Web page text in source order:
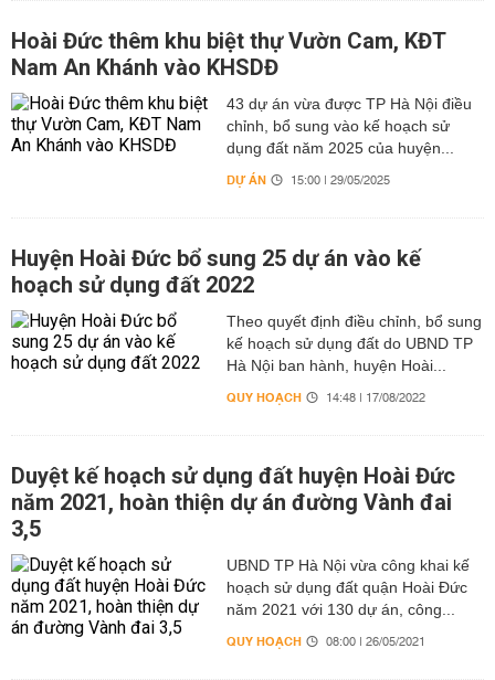
Hoài Đức thêm khu biệt thự Vườn Cam, KĐT
Nam An Khánh vào KHSDĐ
43 dự án vừa được TP Hà Nội điều
chỉnh, bổ sung vào kế hoạch sử
dụng đất năm 2025 của huyện...
DỰ ÁN 15:00 | 29/05/2025
Huyện Hoài Đức bổ sung 25 dự án vào kế
hoạch sử dụng đất 2022
Theo quyết định điều chỉnh, bổ sung
kế hoạch sử dụng đất do UBND TP
Hà Nội ban hành, huyện Hoài...
QUY HOẠCH 14:48 | 17/08/2022
Duyệt kế hoạch sử dụng đất huyện Hoài Đức
năm 2021, hoàn thiện dự án đường Vành đai
3,5
UBND TP Hà Nội vừa công khai kế
hoạch sử dụng đất quận Hoài Đức
năm 2021 với 130 dự án, công...
QUY HOẠCH 08:00 | 26/05/2021